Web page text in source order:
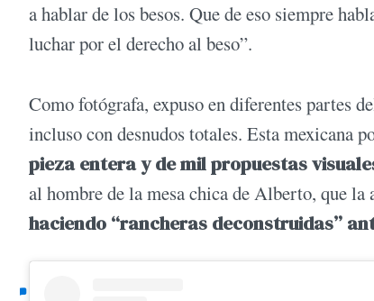
a hablar de los besos. Que de eso siempre
luchar por el derecho al beso”.
Como fotógrafa, expuso en diferentes partes
incluso con desnudos totales. Esta mexicana
pieza entera y de mil propuestas
al hombre de la mesa chica de Alberto, que la
haciendo “rancheras deconstruidas”